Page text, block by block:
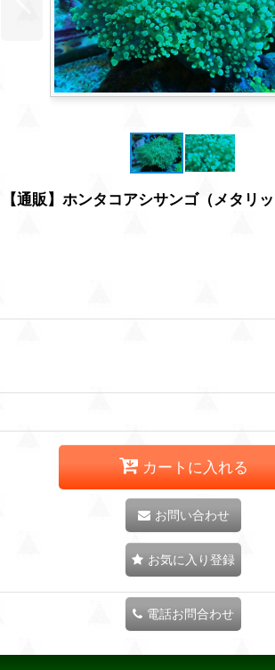
通販】ホンタコアシサンゴ（メタ
カートに入れる
お問い合わせ
お気に入り登録
電話お問合わせ